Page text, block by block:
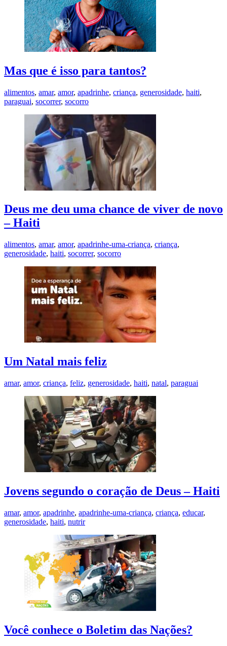
Mas que é isso para tantos?
alimentos, amar, amor, apadrinhe, criança, generosidade, haiti,
paraguai, socorrer, socorro
Deus me deu uma chance de viver de novo
– Haiti
alimentos, amar, amor, apadrinhe-uma-criança, criança,
generosidade, haiti, socorrer, socorro
Um Natal mais feliz
amar, amor, criança, feliz, generosidade, haiti, natal, paraguai
Jovens segundo o coração de Deus – Haiti
amar, amor, apadrinhe, apadrinhe-uma-criança, criança, educar,
generosidade, haiti, nutrir
Você conhece o Boletim das Nações?